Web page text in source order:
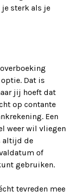
sterk als je
Dat is
jij hoeft dat
op contante
Een
weer wil vliegen
altijd de
of
gebruiken.
tevreden mee